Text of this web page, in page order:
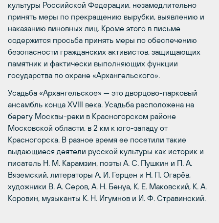
культуры Российской Федерации, незамедлительно
принять меры по прекращению вырубки, выявлению и
наказанию виновных лиц. Кроме этого в письме
содержится просьба принять меры по обеспечению
безопасности гражданских активистов, защищающих
памятник и фактически выполняющих функции
государства по охране «Архангельского».
Усадьба «Архангельское» — это дворцово-парковый
ансамбль конца XVIII века. Усадьба расположена на
берегу Москвы-реки в Красногорском районе
Московской области, в 2 км к юго-западу от
Красногорска. В разное время ее посетили такие
выдающиеся деятели русской культуры как историк и
писатель Н. М. Карамзин, поэты А. С. Пушкин и П. А.
Вяземский, литераторы А. И. Герцен и Н. П. Огарёв,
художники В. А. Серов, А. Н. Бенуа, К. Е. Маковский, К. А.
Коровин, музыканты К. Н. Игумнов и И. Ф. Стравинский.